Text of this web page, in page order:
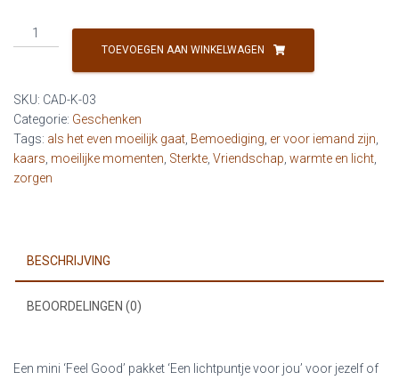
Mini
Feel
'Een
lichtpuntje
voor
jou'
aantal
TOEVOEGEN AAN WINKELWAGEN
SKU: CAD-K-03
Categorie: Geschenken
Tags: als het even moeilijk gaat Bemoediging er voor iemand zijn
kaars moeilijke momenten Sterkte Vriendschap warmte en licht
zorgen
BESCHRIJVING
BEOORDELINGEN (0)
Een mini ‘Feel Good’ pakket ‘Een lichtpuntje voor jou’ voor jezelf of